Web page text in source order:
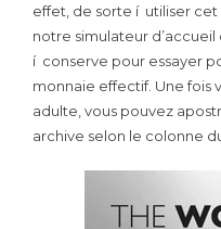
effet, de sorte í utiliser
notre simulateur d’accueil
í conserve pour essayer
monnaie effectif. Une
adulte, vous pouvez
archive selon le colonne